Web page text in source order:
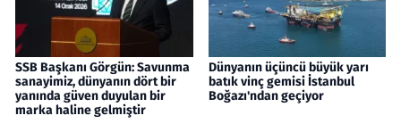
SSB Başkanı Görgün: Savunma
sanayimiz, dünyanın dört bir
yanında güven duyulan bir
marka haline gelmiştir
Dünyanın üçüncü büyük yarı
batık vinç gemisi İstanbul
Boğazı'ndan geçiyor